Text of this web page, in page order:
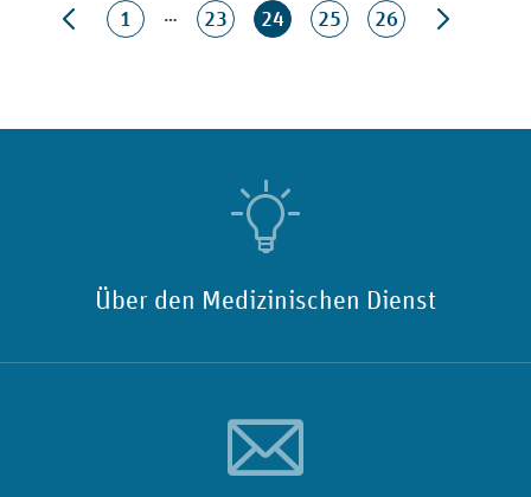
1 … 23 24 25 26
Über den Medizinischen Dienst